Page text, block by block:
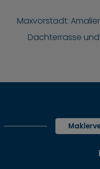
Maxvorstadt:
Dachterrasse